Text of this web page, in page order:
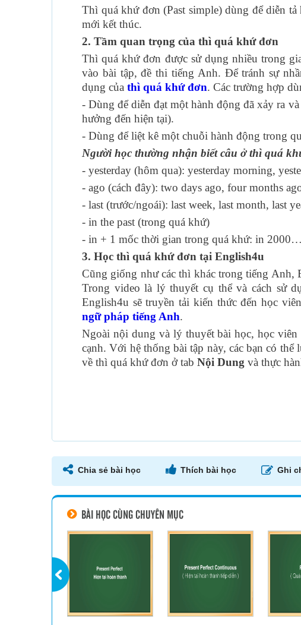
Thì quá khứ đơn (Past simple) dùng để diễn
mới kết thúc.
2. Tầm quan trọng của thì quá khứ đơn
Thì quá khứ đơn được sử dụng nhiều trong
vào bài tập, đề thi tiếng Anh. Để tránh sự
dụng của thì quá khứ đơn. Các trường hợp
- Dùng để diễn đạt một hành động đã xảy ra
hưởng đến hiện tại).
- Dùng để liệt kê một chuỗi hành động trong
Người học thường nhận biết câu ở thì quá
- yesterday (hôm qua): yesterday morning,
- ago (cách đây): two days ago, four months
- last (trước/ngoái): last week, last month, last
- in the past (trong quá khứ)
- in + 1 mốc thời gian trong quá khứ: in
3. Học thì quá khứ đơn tại English4u
Cũng giống như các thì khác trong tiếng Anh,
Trong video là lý thuyết cụ thể và cách sử
English4u sẽ truyền tải kiến thức đến học
ngữ pháp tiếng Anh.
Ngoài nội dung và lý thuyết bài học, học
cạnh. Với hệ thống bài tập này, các bạn có
về thì quá khứ đơn ở tab Nội Dung và thực
Chia sẻ bài học Thích bài học Ghi
BÀI HỌC CÙNG CHUYÊN MỤC